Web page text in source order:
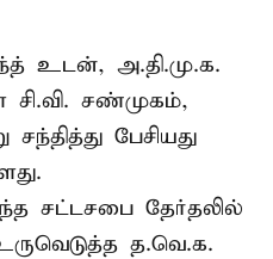
உடன், அ.தி.மு.க.
சி.வி. சண்முகம்,
பேசியது
சட்டசபை தேர்தலில்
த.வெ.க.